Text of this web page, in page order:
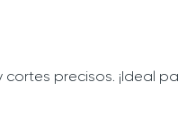
precisos. ¡Ideal